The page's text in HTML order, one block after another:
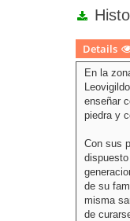
Details
En la
enseñar
piedra y
Con sus
de su
misma
de